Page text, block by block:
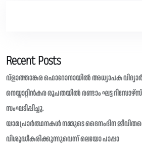
Recent Posts
വ്ളാത്താങ്കര ഫൊറോനായിൽ അധ്യാപക
നെയ്യാറ്റിൻകര രൂപതയിൽ രണ്ടാം ഘട്ട റിസോഴ്സ്
സംഘടിപ്പിച്ചു.
യാമപ്രാർത്ഥനകൾ നമ്മുടെ ദൈനംദിന
വിശുദ്ധീകരിക്കുന്നുവെന്ന് ലെയോ പാപ്പാ